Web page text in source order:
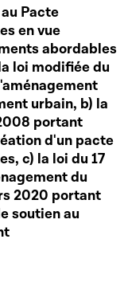
Pacte
en vue
abordables
loi modifiée du
urbain, b) la
portant
d'un pacte
c) la loi du 17
du
2020 portant
soutien au